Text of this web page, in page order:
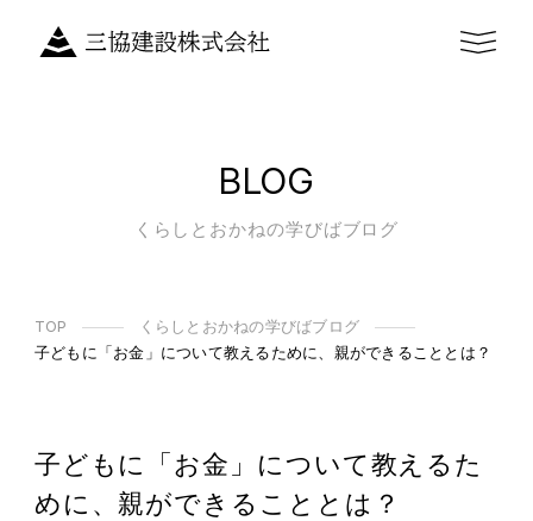
BLOG
くらしとおかねの学びばブログ
TOP
くらしとおかねの学びばブログ
子どもに「お金」について教えるために、親ができることとは？
子どもに「お金」について教えるた
めに、親ができることとは？